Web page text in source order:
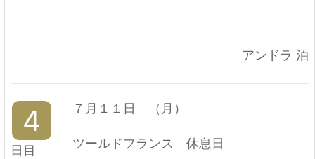
アンドラ 泊
4
日目
７月１１日 （月）
ツールドフランス 休息日